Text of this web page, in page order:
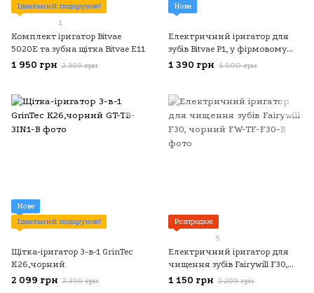
Ідеальний подарунок!
1
Комплект іригатор Bitvae
5020E та зубна щітка Bitvae E11
1 950 грн 2 399 грн
Нове
Електричний іригатор для
зубів Bitvae P1, у фірмовому
чохлі, чорний
1 390 грн 1 900 грн
Нове
Ідеальний подарунок!
Щітка-іригатор 3-в-1 GrinTec
K26,чорний
2 099 грн 2 399 грн
Розпродаж
5
Електричний іригатор для
чищення зубів Fairywill F30,
чорний
1 150 грн 2 299 грн